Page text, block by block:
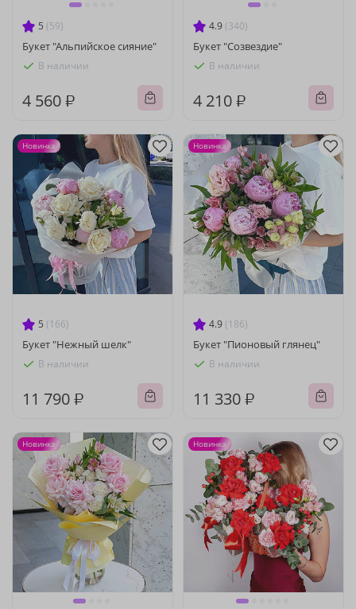
5 (59)
Букет "Альпийское сияние"
В наличии
4 560 ₽
4.9 (340)
Букет "Созвездие"
В наличии
4 210 ₽
5 (166)
Букет "Нежный шелк"
В наличии
11 790 ₽
Новинка
4.9 (186)
Букет "Пионовый глянец"
В наличии
11 330 ₽
Новинка
Новинка Новинка